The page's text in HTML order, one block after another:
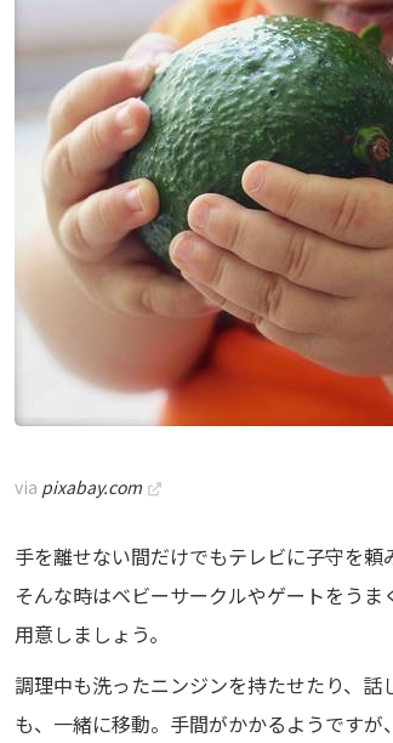
via pixabay.com
手を離せない間だけでもテレビに子守を頼
そんな時はベビーサークルやゲートをう
用意しましょう。
調理中も洗ったニンジンを持たせたり、
も、一緒に移動。手間がかかるようです